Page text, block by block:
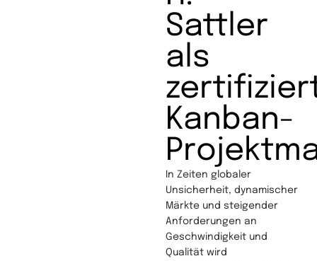
Sattler
als
Kanban-
In Zeiten globaler
Unsicherheit, dynamischer
Märkte und steigender
Anforderungen an
Geschwindigkeit und
Qualität wird